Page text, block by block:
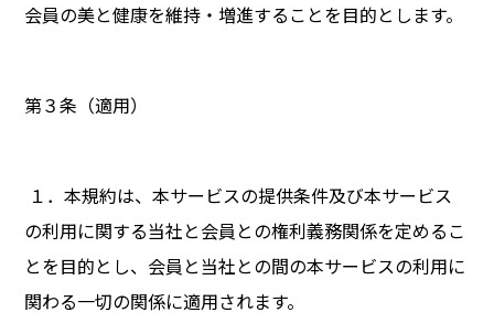
会員の美と健康を維持・増進することを目的とします。
第３条（適用）
１．本規約は、本サービスの提供条件及び本サービス
の利用に関する当社と会員との権利義務関係を定めるこ
とを目的とし、会員と当社との間の本サービスの利用に
関わる一切の関係に適用されます。